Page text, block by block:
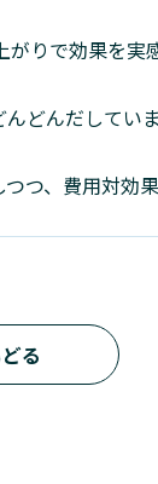
りで効果を実
どんだしてい
つ、費用対効
る